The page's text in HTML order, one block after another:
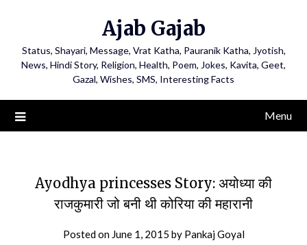
Ajab Gajab
Status, Shayari, Message, Vrat Katha, Pauranik Katha, Jyotish,
News, Hindi Story, Religion, Health, Poem, Jokes, Kavita, Geet,
Gazal, Wishes, SMS, Interesting Facts
Menu
Ayodhya princesses Story: अयोध्या की
राजकुमारी जो बनी थी कोरिया की महारानी
Posted on June 1, 2015 by Pankaj Goyal